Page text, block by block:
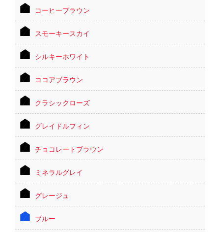
コーヒーブラウン
スモーキースカイ
シルキーホワイト
ココアブラウン
クラシックローズ
グレイドルフィン
チョコレートブラウン
ミネラルグレイ
グレージュ
ブルー